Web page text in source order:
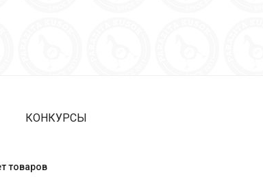
КОНКУРСЫ
товаров